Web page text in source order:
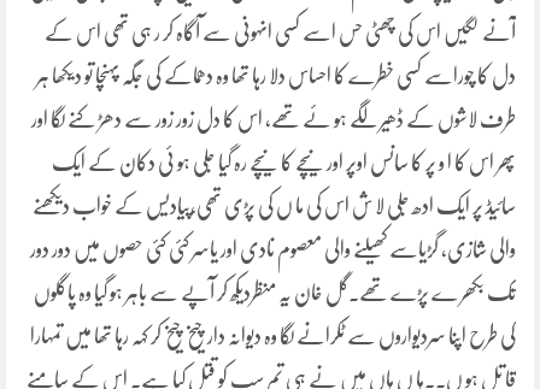
آنے لگیں اس کی چھٹی حس اسے کسی انہونی سے آگاہ کر ر ہی تھی اس کے
دل کا چوراسے کسی خطرے کا احساس دلا رہا تھا وہ دھماکے کی جگہ پہنچا تو دیکھا ہر
طرف لاشوں کے ڈھیر لگے ہو ئے تھے، اس کا دل زور زور سے دھڑ کنے لگا اور
پھر اس کا ا و پر کا سانس اوپر اور نیچے کا نیچے رہ گیا جلی ہو ئی دکان کے ایک
سائیڈ پر ایک ادھ جلی لا ش اس کی ما ں کی پڑی تھی،پیادیس کے خواب دیکھنے
والی شازی، گڑیاسے کھیلنے والی معصوم نادی اور یاسر کئی کئی حصوں میں دور دور
تک بکھر ے پڑے تھے۔گل خان یہ منظردیکھ کر آپے سے باہر ہو گیا وہ پاگلوں
کی طرح اپنا سردیواروں سے ٹکرانے لگا وہ دیوانہ دار چیخ چیخ کر کہہ رہا تھا میں تمہارا
قا تل ہو ں۔۔ہا ں ہاں میں نے ہی تم سب کو قتل کیا ہے۔ اس کے سامنے